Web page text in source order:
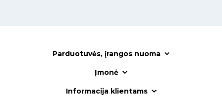
Parduotuvės, įrangos nuoma
Įmonė
Informacija klientams